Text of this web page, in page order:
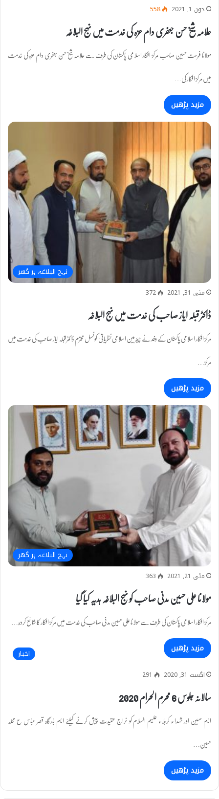
جون 1, 2021 558
علامہ شیخ حسن جعفری دام عزہ کی خدمت میں نہج البلاغہ
مولانا فرحت حسین صاحب مرکز افکار اسلامی پاکستان کی طرف سے علامہ شیخ حسن جعفری دام عزہ کی خدمت
میں مرکز افکار کی…
مزید پڑھیں
نہج البلاغہ ہر گھر
مئی 31, 2021 372
ڈاکٹر قبلہ ایاز صاحب کی خدمت میں نہج البلاغہ
مرکز افکار اسلامی پاکستان کے وفد نے چیئرمین اسلامی نظریاتی کونسل محترم ڈاکٹر قبلہ ایاز صاحب کی خدمت میں
مرکز…
مزید پڑھیں
نہج البلاغہ ہر گھر
مئی 21, 2021 363
مولانا علی حسین مدنی صاحب کو نہج البلاغہ ہدیہ کیا گیا
مرکز افکار اسلامی پاکستان کی طرف سے مولانا علی حسین مدنی صاحب کی خدمت میں مرکز افکار کا شائع کردہ…
مزید پڑھیں اخبار
اگست 31, 2020 291
سالانہ جلوس 6 محرم الحرام 2020
امام حسین اور شہداء کربلاء علیہم السلام کو خراج عقیدت پیش کرنے کیلئے امام بارگاہ قصر عباس ع محلہ
حسین…
مزید پڑھیں